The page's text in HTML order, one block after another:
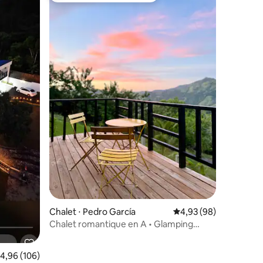
moyenne sur la base de 106 commentaires : 4,96 sur 5
4,96 (106)
Chalet ⋅ Pedro García Évaluation moyenne
4,93 (98)
Chalet romantique en A • Glamping